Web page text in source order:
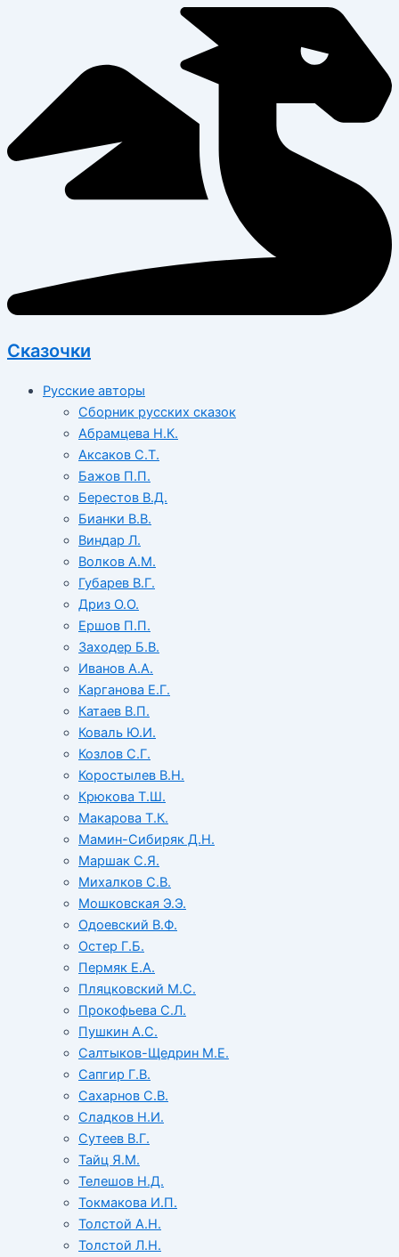
Сказочки
Русские авторы
Сборник русских сказок
Абрамцева Н.К.
Аксаков С.Т.
Бажов П.П.
Берестов В.Д.
Бианки В.В.
Виндар Л.
Волков А.М.
Губарев В.Г.
Дриз О.О.
Ершов П.П.
Заходер Б.В.
Иванов А.А.
Карганова Е.Г.
Катаев В.П.
Коваль Ю.И.
Козлов С.Г.
Коростылев В.Н.
Крюкова Т.Ш.
Макарова Т.К.
Мамин-Сибиряк Д.Н.
Маршак С.Я.
Михалков С.В.
Мошковская Э.Э.
Одоевский В.Ф.
Остер Г.Б.
Пермяк Е.А.
Пляцковский М.С.
Прокофьева С.Л.
Пушкин А.С.
Салтыков-Щедрин М.Е.
Сапгир Г.В.
Сахарнов С.В.
Сладков Н.И.
Сутеев В.Г.
Тайц Я.М.
Телешов Н.Д.
Токмакова И.П.
Толстой А.Н.
Толстой Л.Н.